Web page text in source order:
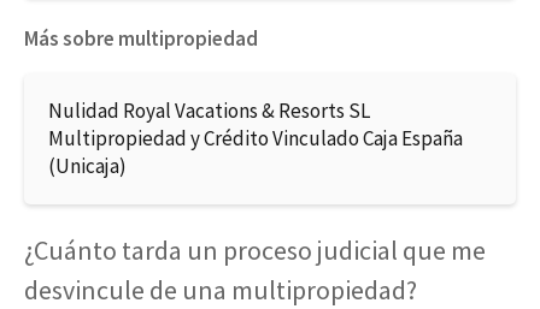
Más sobre multipropiedad
Nulidad Royal Vacations & Resorts SL
Multipropiedad y Crédito Vinculado Caja España
(Unicaja)
¿Cuánto tarda un proceso judicial que me
desvincule de una multipropiedad?